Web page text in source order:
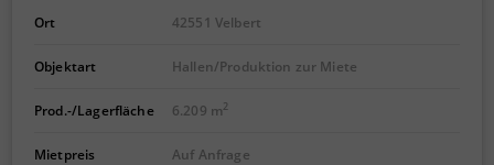
Ort 42551 Velbert
Objektart Hallen/Produktion zur Miete
Prod.-/Lagerfläche 6.209 m2
Mietpreis Auf Anfrage